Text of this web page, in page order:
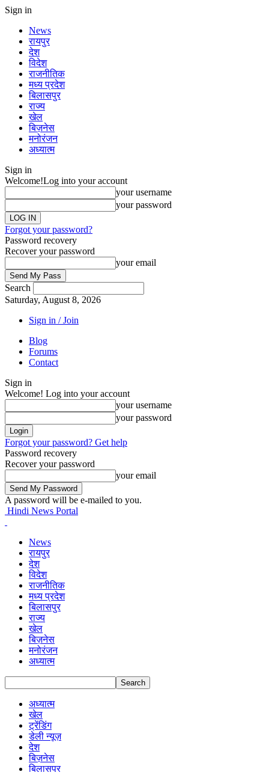
Sign in
News
रायपुर
देश
विदेश
राजनीतिक
मध्य प्रदेश
बिलासपुर
राज्य
खेल
बिज़नेस
मनोरंजन
अध्यात्म
Sign in
Welcome!Log into your account
your username
your password
Forgot your password?
Password recovery
Recover your password
your email
Search
Saturday, August 8, 2026
Sign in / Join
Blog
Forums
Contact
Sign in
Welcome! Log into your account
your username
your password
Forgot your password? Get help
Password recovery
Recover your password
your email
A password will be e-mailed to you.
Hindi News Portal
News
रायपुर
देश
विदेश
राजनीतिक
मध्य प्रदेश
बिलासपुर
राज्य
खेल
बिज़नेस
मनोरंजन
अध्यात्म
अध्यात्म
खेल
ट्रेंडिंग
डेली न्यूज़
देश
बिज़नेस
बिलासपुर